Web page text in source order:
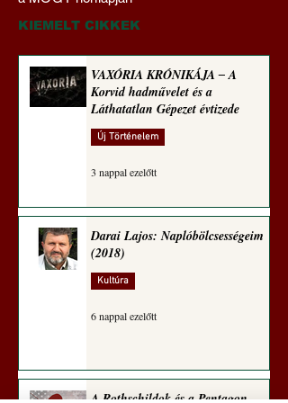
(Paul Craig Roberts
jegyzete)
KIEMELT CIKKEK
VAXÓRIA KRÓNIKÁJA ‒ A
Korvid hadművelet és a
Láthatatlan Gépezet évtizede
Új Történelem
3 nappal ezelőtt
Darai Lajos: Naplóbölcsességeim
(2018)
Kultúra
6 nappal ezelőtt
A Rothschildok és a Pentagon